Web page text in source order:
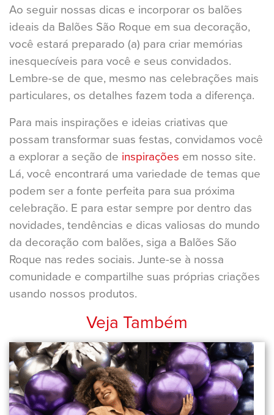
Ao seguir nossas dicas e incorporar os balões
ideais da Balões São Roque em sua decoração,
você estará preparado (a) para criar memórias
inesquecíveis para você e seus convidados.
Lembre-se de que, mesmo nas celebrações mais
particulares, os detalhes fazem toda a diferença.
Para mais inspirações e ideias criativas que
possam transformar suas festas, convidamos você
a explorar a seção de inspirações em nosso site.
Lá, você encontrará uma variedade de temas que
podem ser a fonte perfeita para sua próxima
celebração. E para estar sempre por dentro das
novidades, tendências e dicas valiosas do mundo
da decoração com balões, siga a Balões São
Roque nas redes sociais. Junte-se à nossa
comunidade e compartilhe suas próprias criações
usando nossos produtos.
Veja Também